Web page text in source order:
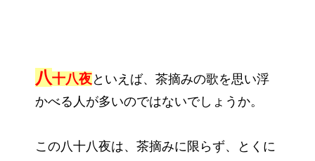
八十八夜といえば、茶摘みの歌を思い浮
かべる人が多いのではないでしょうか。
この八十八夜は、茶摘みに限らず、とくに